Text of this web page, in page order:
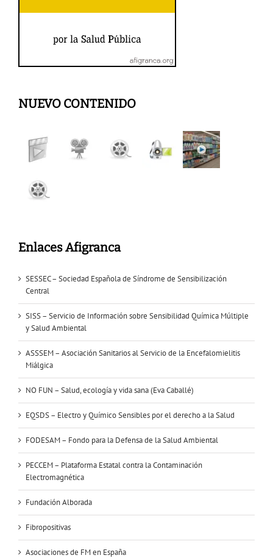
NUEVO CONTENIDO
Enlaces Afigranca
SESSEC – Sociedad Española de Síndrome de Sensibilización
Central
SISS – Servicio de Información sobre Sensibilidad Química Múltiple
y Salud Ambiental
ASSSEM – Asociación Sanitarios al Servicio de la Encefalomielitis
Miálgica
NO FUN – Salud, ecología y vida sana (Eva Caballé)
EQSDS – Electro y Químico Sensibles por el derecho a la Salud
FODESAM – Fondo para la Defensa de la Salud Ambiental
PECCEM – Plataforma Estatal contra la Contaminación
Electromagnética
Fundación Alborada
Fibropositivas
Asociaciones de FM en España